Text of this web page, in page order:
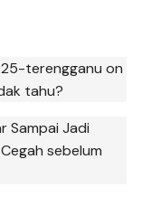
terengganu on
tahu?
Sampai Jadi
sebelum